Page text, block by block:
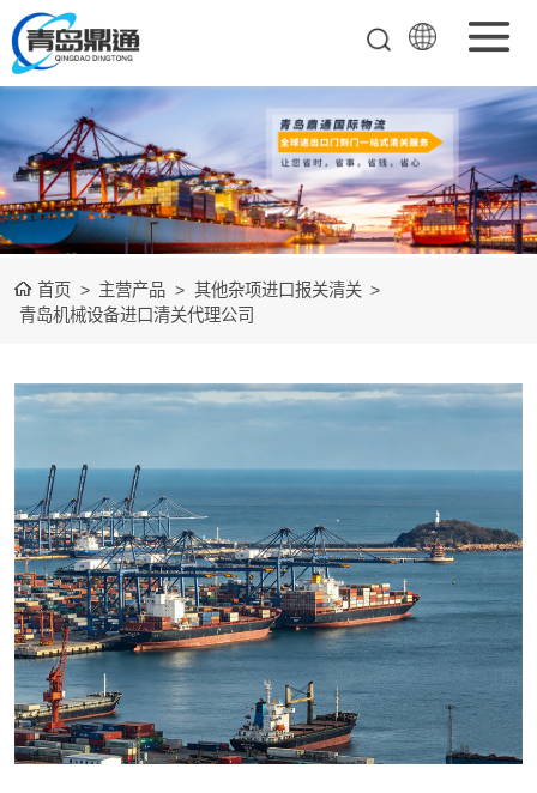
首页 > 主营产品 > 其他杂项进口报关清关 >
青岛机械设备进口清关代理公司
矿产品进口报关
清关
农副产品进口报
关清关
水产冻品进口报
关
化妆品进口报关
食品进口报关
其他杂项进口报
关清关